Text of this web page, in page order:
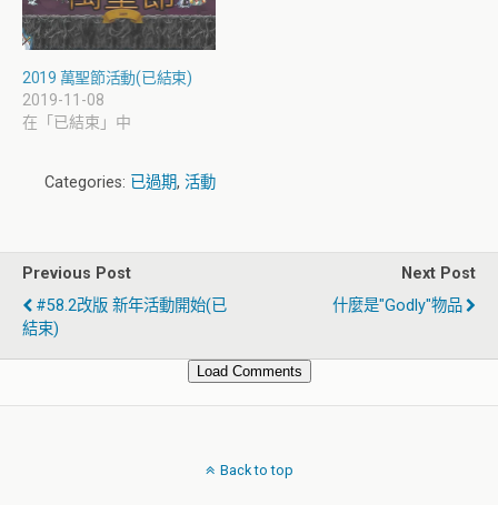
2019 萬聖節活動(已結束)
2019-11-08
在「已結束」中
Categories: 已過期, 活動
Previous Post
#58.2改版 新年活動開始(已
結束)
Next Post
什麼是"Godly"物品
Load Comments
Back to top